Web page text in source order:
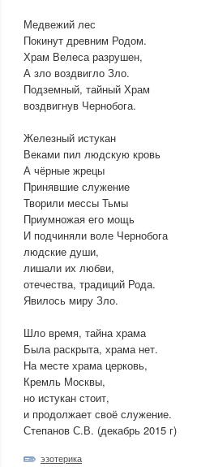
Медвежий лес
Покинут древним Родом.
Храм Велеса разрушен,
А зло воздвигло Зло.
Подземный, тайный Храм
воздвигнув Чернобога.
Железный истукан
Веками пил людскую кровь
А чёрные жрецы
Принявшие служение
Творили мессы Тьмы
Приумножая его мощь
И подчиняли воле Чернобога
людские души,
лишали их любви,
отечества, традиций Рода.
Явилось миру Зло.
Шло время, тайна храма
Была раскрыта, храма нет.
На месте храма церковь,
Кремль Москвы,
но истукан стоит,
и продолжает своё служение.
Степанов С.В. (декабрь 2015 г)
эзотерика